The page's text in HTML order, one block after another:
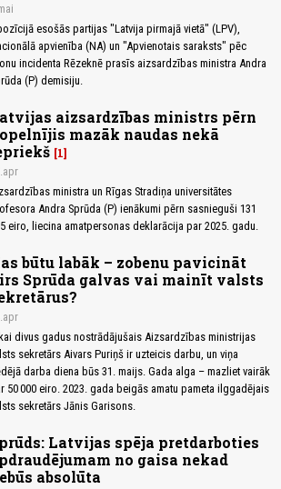
esošās partijas "Latvija pirmajā vietā" (LPV),
apvienība (NA) un "Apvienotais saraksts" pēc
incidenta Rēzeknē prasīs aizsardzības ministra Andra
(P) demisiju.
aizsardzības ministrs pērn
mazāk naudas nekā
1
ministra un Rīgas Stradiņa universitātes
Andra Sprūda (P) ienākumi pērn sasnieguši 131
eiro, liecina amatpersonas deklarācija par 2025. gadu.
būtu labāk – zobenu pavicināt
Sprūda galvas vai mainīt valsts
divus gadus nostrādājušais Aizsardzības ministrijas
sekretārs Aivars Puriņš ir uzteicis darbu, un viņa
darba diena būs 31. maijs. Gada alga – mazliet vairāk
50 000 eiro. 2023. gada beigās amatu pameta ilggadējais
sekretārs Jānis Garisons.
Latvijas spēja pretdarboties
no gaisa nekad
absolūta